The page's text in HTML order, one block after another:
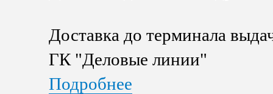
Доставка до терминала
ГК "Деловые линии"
Подробнее